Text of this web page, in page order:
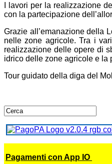
I lavori per la realizzazione
con la partecipazione
Grazie all’emanazione della
nelle zone agricole. Tra i
realizzazione delle opere di
idrico delle zone agricole e la
Tour guidato della diga del
Pagamenti con App IO